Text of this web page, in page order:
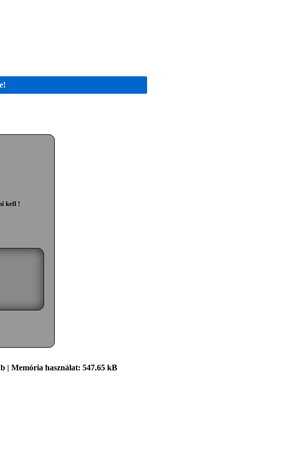
kell !
| Memória használat: 547.65 kB